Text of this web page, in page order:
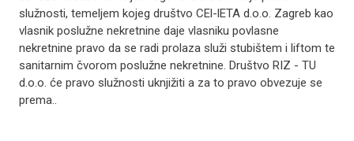
služnosti, temeljem kojeg društvo CEl-lETA d.o.o. Zagreb kao
vlasnik poslužne nekretnine daje vlasniku povlasne
nekretnine pravo da se radi prolaza služi stubištem i liftom te
sanitarnim čvorom poslužne nekretnine. Društvo RIZ - TU
d.o.o. će pravo služnosti uknjižiti a za to pravo obvezuje se
prema..